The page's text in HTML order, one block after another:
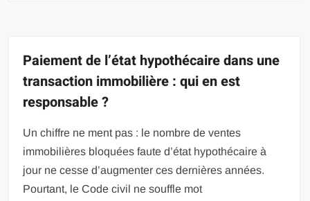
Paiement de l’état hypothécaire dans une
transaction immobilière : qui en est
responsable ?
Un chiffre ne ment pas : le nombre de ventes
immobilières bloquées faute d’état hypothécaire à
jour ne cesse d’augmenter ces dernières années.
Pourtant, le Code civil ne souffle mot